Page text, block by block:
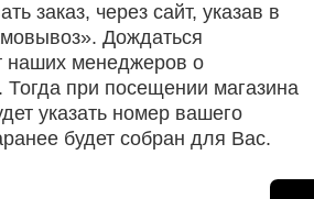
заказ, через сайт, указав в
Дождаться
наших менеджеров о
Тогда при посещении магазина
указать номер вашего
будет собран для Вас.